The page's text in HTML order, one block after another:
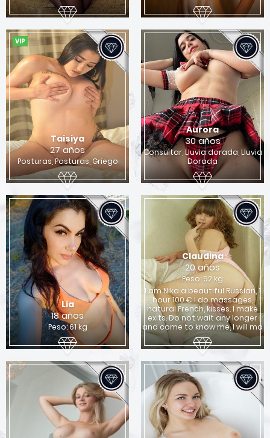
VIP
Taisiya
27 años
Posturas, Posturas, Griego
Aurora
30 años
Consultar, Lluvia dorada, Lluvia
Dorada
Lia
18 años
Peso: 61 kg
Claudina
20 años
Peso: 52 kg
I am Nika a beautiful Russian, 1
hour 100 € I do massages,
natural French, kisses. I make
exits. Do not wait any longer
and come to know me, I will ma
Quieres encontrar una chica para sexo en
Columbus?
Si No